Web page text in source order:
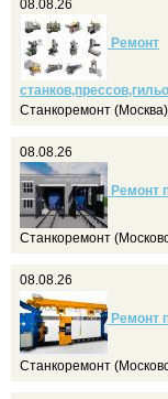
08.08.26
Ремонт
Станкоремонт (Москва)
08.08.26
Ремонт
Станкоремонт
08.08.26
Ремонт
Станкоремонт